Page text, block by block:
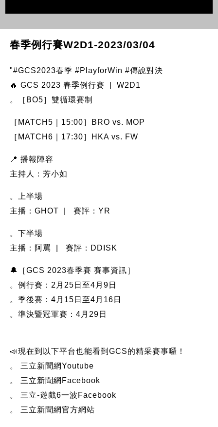
春季例行賽W2D1-2023/03/04
"#GCS2023春季 #PlayforWin #傳說對決
🔥 GCS 2023 春季例行賽 | W2D1
。［BO5］雙循環賽制
［MATCH5｜15:00］BRO vs. MOP
［MATCH6｜17:30］HKA vs. FW
📍 播報陣容
主持人：芳小如
。上半場
主播：GHOT | 賽評：YR
。下半場
主播：阿罵 | 賽評：DDISK
🔔［GCS 2023春季賽 賽事資訊］
。例行賽：2月25日至4月9日
。季後賽：4月15日至4月16日
。準決暨冠軍賽：4月29日
📣現在到以下平台也能看到GCS的精采賽事囉！
。 三立新聞網Youtube
。 三立新聞網Facebook
。 三立-遊戲6一波Facebook
。 三立新聞網官方網站